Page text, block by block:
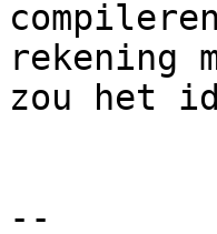
rekening
zou het
--